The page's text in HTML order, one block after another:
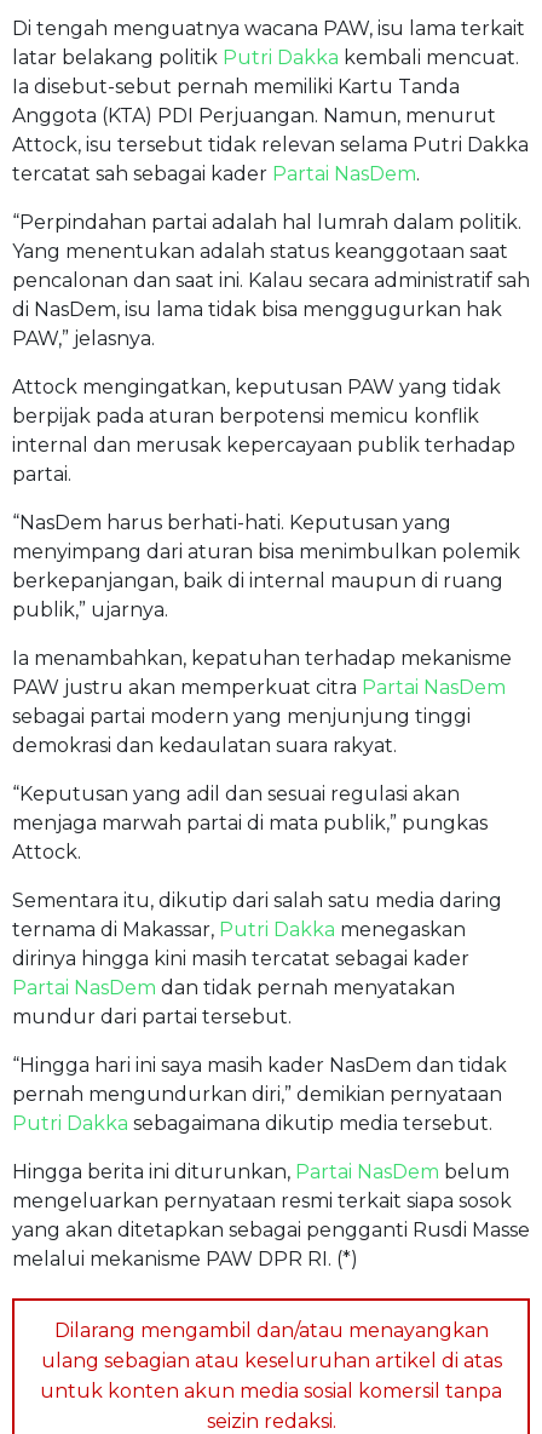
Di tengah menguatnya wacana PAW, isu lama terkait
latar belakang politik Putri Dakka kembali mencuat.
Ia disebut-sebut pernah memiliki Kartu Tanda
Anggota (KTA) PDI Perjuangan. Namun, menurut
Attock, isu tersebut tidak relevan selama Putri Dakka
tercatat sah sebagai kader Partai NasDem.
“Perpindahan partai adalah hal lumrah dalam politik.
Yang menentukan adalah status keanggotaan saat
pencalonan dan saat ini. Kalau secara administratif sah
di NasDem, isu lama tidak bisa menggugurkan hak
PAW,” jelasnya.
Attock mengingatkan, keputusan PAW yang tidak
berpijak pada aturan berpotensi memicu konflik
internal dan merusak kepercayaan publik terhadap
partai.
“NasDem harus berhati-hati. Keputusan yang
menyimpang dari aturan bisa menimbulkan polemik
berkepanjangan, baik di internal maupun di ruang
publik,” ujarnya.
Ia menambahkan, kepatuhan terhadap mekanisme
PAW justru akan memperkuat citra Partai NasDem
sebagai partai modern yang menjunjung tinggi
demokrasi dan kedaulatan suara rakyat.
“Keputusan yang adil dan sesuai regulasi akan
menjaga marwah partai di mata publik,” pungkas
Attock.
Sementara itu, dikutip dari salah satu media daring
ternama di Makassar, Putri Dakka menegaskan
dirinya hingga kini masih tercatat sebagai kader
Partai NasDem dan tidak pernah menyatakan
mundur dari partai tersebut.
“Hingga hari ini saya masih kader NasDem dan tidak
pernah mengundurkan diri,” demikian pernyataan
Putri Dakka sebagaimana dikutip media tersebut.
Hingga berita ini diturunkan, Partai NasDem belum
mengeluarkan pernyataan resmi terkait siapa sosok
yang akan ditetapkan sebagai pengganti Rusdi Masse
melalui mekanisme PAW DPR RI. (*)
Dilarang mengambil dan/atau menayangkan
ulang sebagian atau keseluruhan artikel di atas
untuk konten akun media sosial komersil tanpa
seizin redaksi.